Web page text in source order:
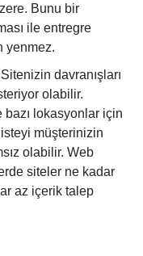
Bunu bir
ile entregre
yenmez.
Sitenizin davranışları
olabilir.
bazı lokasyonlar için
müşterinizin
olabilir. Web
siteler ne kadar
az içerik talep